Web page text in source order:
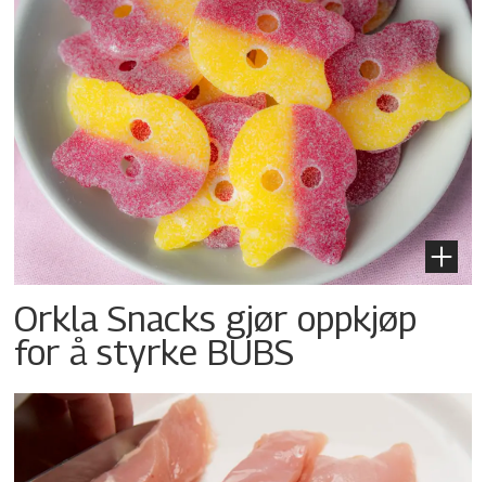
Orkla Snacks gjør oppkjøp
for å styrke BUBS